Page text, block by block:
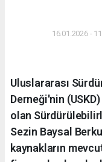
16.01.2026 -
Uluslararası
Derneği'nin
olan
Sezin Baysal
kaynakların